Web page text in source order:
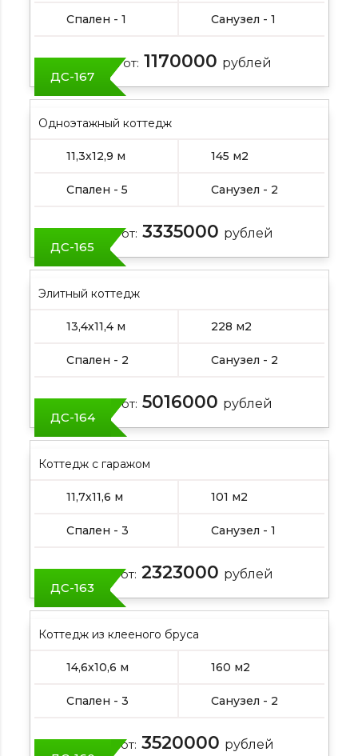
Спален - 1 Санузел - 1
Цена от: 1170000 рублей
ДС-167
Одноэтажный коттедж
11,3х12,9 м 145 м2
Спален - 5 Санузел - 2
Цена от: 3335000 рублей
ДС-165
Элитный коттедж
13,4х11,4 м 228 м2
Спален - 2 Санузел - 2
Цена от: 5016000 рублей
ДС-164
Коттедж с гаражом
11,7х11,6 м 101 м2
Спален - 3 Санузел - 1
Цена от: 2323000 рублей
ДС-163
Коттедж из клееного бруса
14,6х10,6 м 160 м2
Спален - 3 Санузел - 2
Цена от: 3520000 рублей